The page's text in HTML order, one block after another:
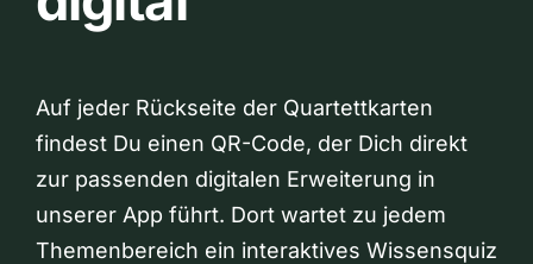
Auf jeder Rückseite der Quartettkarten
findest Du einen QR-Code, der Dich direkt
zur passenden digitalen Erweiterung in
unserer App führt. Dort wartet zu jedem
Themenbereich ein interaktives Wissensquiz